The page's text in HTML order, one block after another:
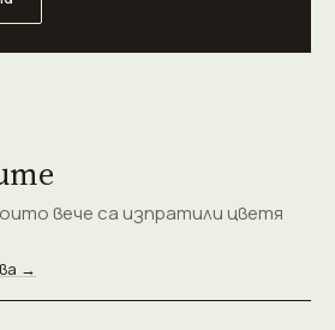
вече са изпратили цветя
→